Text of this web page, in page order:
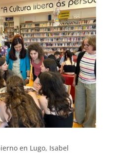
en Lugo, Isabel